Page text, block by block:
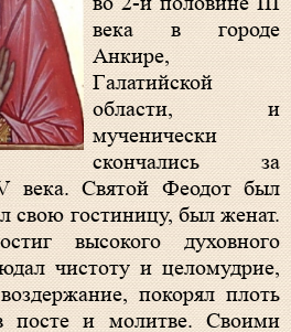
века в городе
Анкире,
Галатийской
области, и
мученически
скончались за
века. Святой Феодот был
свою гостиницу, был женат.
высокого духовного
чистоту и целомудрие,
покорял плоть
посте и молитве. Своими